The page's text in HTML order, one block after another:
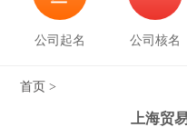
公司起名 公司核名
首页 >
上海贸